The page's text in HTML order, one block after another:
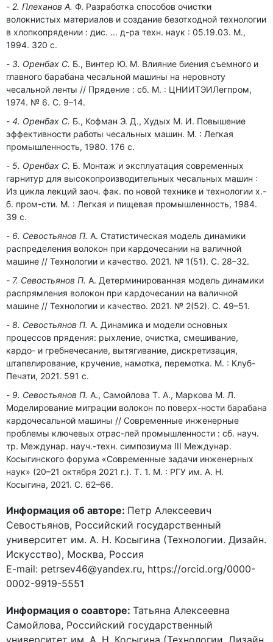
2. Плеханов А. Ф. Разработка способов очистки
волокнистых материалов и создание безотходной технологии
в хлопкопрядении : дис. ... д-ра техн. наук : 05.19.03. М.,
1994. 320 с.
3. Оренбах С. Б., Винтер Ю. М. Влияние биения съемного и
главного барабана чесальной машины на неровноту
чесальной ленты // Прядение : сб. М. : ЦНИИТЭИЛегпром,
1974. № 6. С. 9–14.
4. Оренбах С. Б., Кофман Э. Д., Худых М. И. Повышение
эффективности работы чесальных машин. М. : Легкая
промышленность, 1980. 176 с.
5. Оренбах С. Б. Монтаж и эксплуатация современных
гарнитур для высокопроизводительных чесальных машин :
Из цикла лекций заоч. фак. по новой технике и технологии х.-
б. пром-сти. М. : Легкая и пищевая промышленность, 1984.
39 с.
6. Севостьянов П. А. Статистическая модель динамики
распределения волокон при кардочесании на валичной
машине // Технологии и качество. 2021. № 1(51). С. 28–32.
7. Севостьянов П. А. Детерминированная модель динамики
распрямления волокон при кардочесании на валичной
машине // Технологии и качество. 2021. № 2(52). С. 49–51.
8. Севостьянов П. А. Динамика и модели основных
процессов прядения: рыхление, очистка, смешивание,
кардо- и гребнечесание, вытягивание, дискретизация,
штапелирование, кручение, намотка, перемотка. М. : Клуб-
Печати, 2021. 591 с.
9. Севостьянов П. А., Самойлова Т. А., Маркова М. Л.
Моделирование миграции волокон по поверх-ности барабана
кардочесальной машины // Современные инженерные
проблемы ключевых отрас-лей промышленности : сб. науч.
тр. Междунар. науч.-техн. симпозиума III Междунар.
Косыгинского форума «Современные задачи инженерных
наук» (20–21 октября 2021 г.). Т. 1. М. : РГУ им. А. Н.
Косыгина, 2021. С. 62–66.
Информация об авторе: Петр Алексеевич
Севостьянов, Российский государственный
университет им. А. Н. Косыгина (Технологии. Дизайн.
Искусство), Москва, Россия
E-mail: petrsev46@yandex.ru, https://orcid.org/0000-
0002-9919-5551
Информация о соавторе: Татьяна Алексеевна
Самойлова, Российский государственный
университет им. А. Н. Косыгина (Технологии. Дизайн.